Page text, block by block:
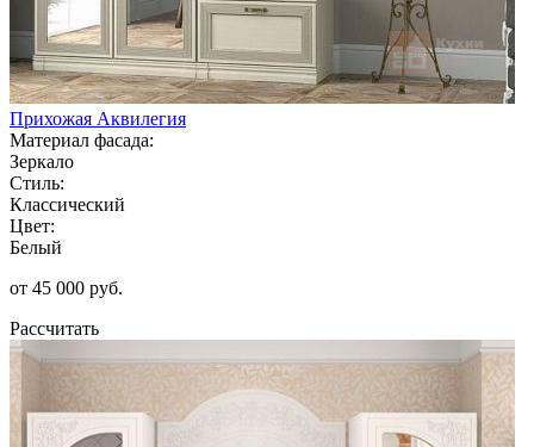
Прихожая Аквилегия
Материал фасада:
Зеркало
Стиль:
Классический
Цвет:
Белый
от 45 000 руб.
Рассчитать